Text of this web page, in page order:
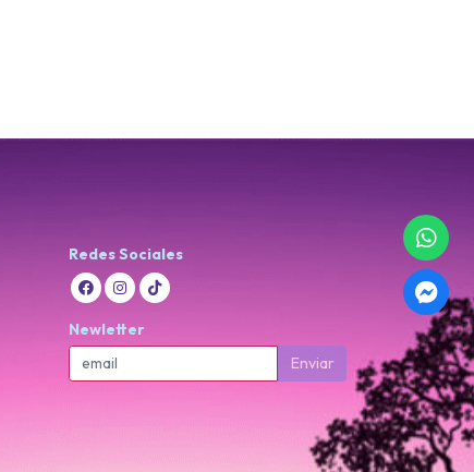
Redes Sociales
Newletter
Enviar